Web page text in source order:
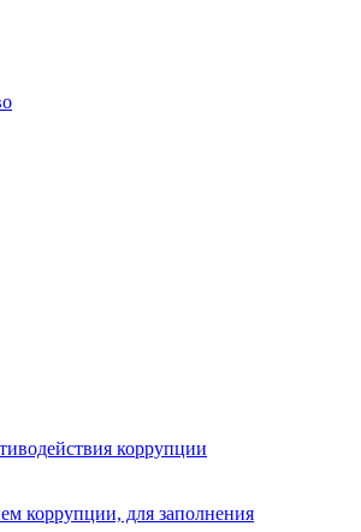
коррупции
коррупции, для заполнения